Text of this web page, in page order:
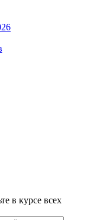
в курсе всех